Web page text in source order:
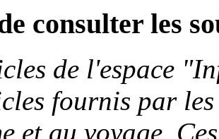
consulter les
de l'espace
fournis par
et au voyage.